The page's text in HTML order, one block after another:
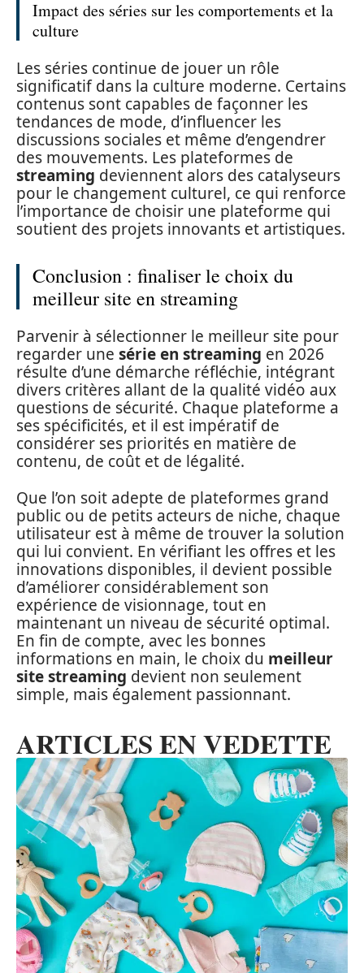
Impact des séries sur les comportements et la
culture
Les séries continue de jouer un rôle
significatif dans la culture moderne. Certains
contenus sont capables de façonner les
tendances de mode, d’influencer les
discussions sociales et même d’engendrer
des mouvements. Les plateformes de
streaming deviennent alors des catalyseurs
pour le changement culturel, ce qui renforce
l’importance de choisir une plateforme qui
soutient des projets innovants et artistiques.
Conclusion : finaliser le choix du
meilleur site en streaming
Parvenir à sélectionner le meilleur site pour
regarder une série en streaming en 2026
résulte d’une démarche réfléchie, intégrant
divers critères allant de la qualité vidéo aux
questions de sécurité. Chaque plateforme a
ses spécificités, et il est impératif de
considérer ses priorités en matière de
contenu, de coût et de légalité.
Que l’on soit adepte de plateformes grand
public ou de petits acteurs de niche, chaque
utilisateur est à même de trouver la solution
qui lui convient. En vérifiant les offres et les
innovations disponibles, il devient possible
d’améliorer considérablement son
expérience de visionnage, tout en
maintenant un niveau de sécurité optimal.
En fin de compte, avec les bonnes
informations en main, le choix du meilleur
site streaming devient non seulement
simple, mais également passionnant.
ARTICLES EN VEDETTE